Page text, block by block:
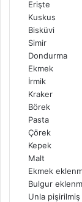
Erişte
Kuskus
Bisküvi
Simir
Dondurma
Ekmek
İrmik
Kraker
Börek
Pasta
Çörek
Kepek
Malt
Ekmek
Bulgur
Unla pişirilmiş